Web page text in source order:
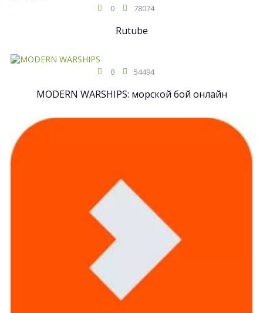
0 78074
Rutube
0 54494
MODERN WARSHIPS: морской бой онлайн